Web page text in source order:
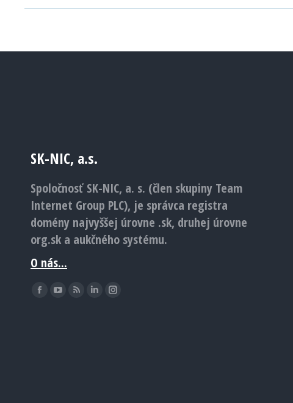
SK-NIC, a.s.
Spoločnosť SK-NIC, a. s. (člen skupiny Team
Internet Group PLC), je správca registra
domény najvyššej úrovne .sk, druhej úrovne
org.sk a aukčného systému.
O nás...
Find us on:
Facebook
YouTube
RssLinkedinInstagram